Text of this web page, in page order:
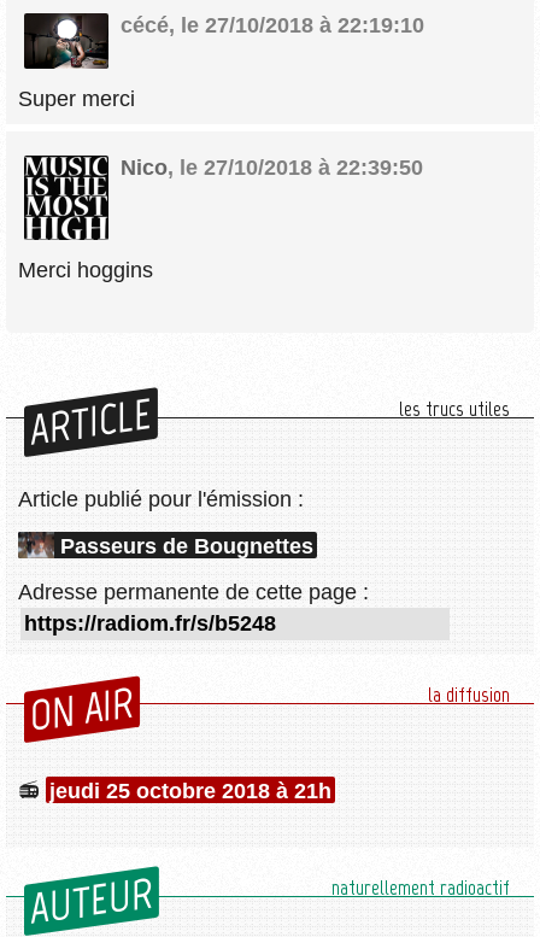
cécé, le 27/10/2018 à 22:19:10
Super merci
Nico, le 27/10/2018 à 22:39:50
Merci hoggins
ARTICLE les trucs utiles
Article publié pour l'émission :
Passeurs de Bougnettes
Adresse permanente de cette page :
ON AIR la diffusion
jeudi 25 octobre 2018 à 21h
AUTEUR naturellement radioactif